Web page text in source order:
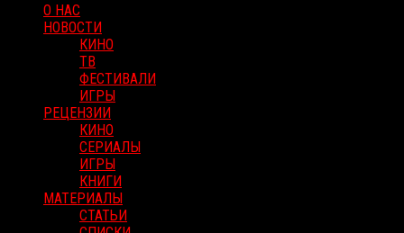
О НАС
НОВОСТИ
КИНО
ТВ
ФЕСТИВАЛИ
ИГРЫ
РЕЦЕНЗИИ
КИНО
СЕРИАЛЫ
ИГРЫ
КНИГИ
МАТЕРИАЛЫ
СТАТЬИ